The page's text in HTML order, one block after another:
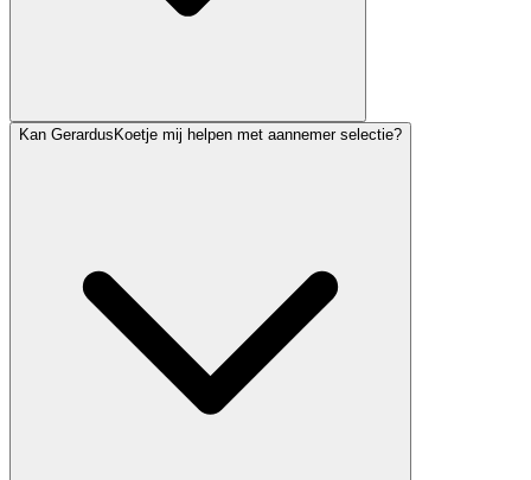
Kan GerardusKoetje mij helpen met aannemer selectie?